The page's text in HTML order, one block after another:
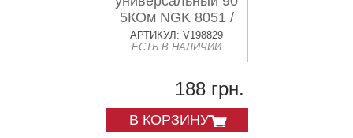
5КОм NGK 8051 /
LB05F
АРТИКУЛ: V198829
ЕСТЬ В НАЛИЧИИ
188 грн.
В КОРЗИНУ